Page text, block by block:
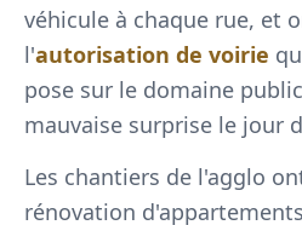
véhicule à chaque rue, et
l'autorisation de voirie
pose sur le domaine
mauvaise surprise le jour
Les chantiers de l'agglo
rénovation